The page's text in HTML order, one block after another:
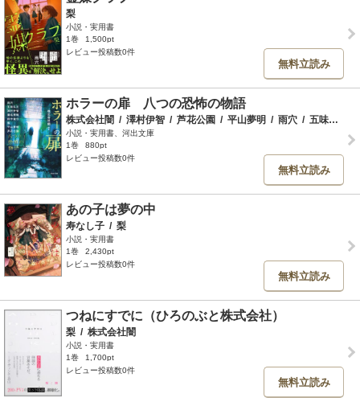
梨
小説・実用書
1巻
1,500pt
レビュー投稿数0件
無料立読み
ホラーの扉 八つの恐怖の物語
株式会社闇 / 澤村伊智 / 芦花公園 / 平山夢明 / 雨穴 / 五味弘文
小説・実用書、河出文庫
1巻
880pt
レビュー投稿数0件
無料立読み
あの子は夢の中
寿なし子 / 梨
小説・実用書
1巻
2,430pt
レビュー投稿数0件
無料立読み
つねにすでに（ひろのぶと株式会社）
梨 / 株式会社闇
小説・実用書
1巻
1,700pt
レビュー投稿数0件
無料立読み